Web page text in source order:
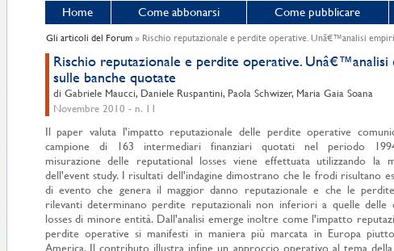
Home Come abbonarsi Come pubblicare
Gli articoli del Forum» Rischio reputazionale e perdite operative. Unâ€™analisi
Rischio reputazionale e perdite operative. Unâ€™analisi
sulle banche quotate
di Gabriele Maucci, Daniele Ruspantini, Paola Schwizer, Maria Gaia Soana
Novembre 2010 - n. 11
Il paper valuta l'impatto reputazionale delle perdite operative
campione di 163 intermediari finanziari quotati nel periodo
misurazione delle reputational losses viene effettuata utilizzando la
dell'event study. I risultati dell'indagine dimostrano che le frodi risultano
di evento che genera il maggior danno reputazionale e che le
rilevanti determinano perdite reputazionali non inferiori a quelle delle
losses di minore entità. Dall'analisi emerge inoltre come l'impatto
perdite operative si manifesti in maniera più marcata in Europa
America. Il contributo illustra infine un approccio operativo al tema